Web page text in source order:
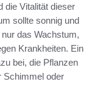
die Vitalität dieser
sollte sonnig und
das Wachstum,
Krankheiten. Ein
bei, die Pflanzen
Schimmel oder